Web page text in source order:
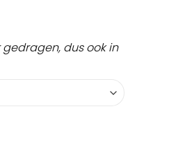
gedragen, dus ook in